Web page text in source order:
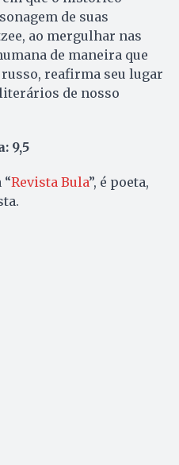
de suas
ao mergulhar nas
de maneira que
reafirma seu lugar
de nosso
9,5
“Revista Bula”, é poeta,